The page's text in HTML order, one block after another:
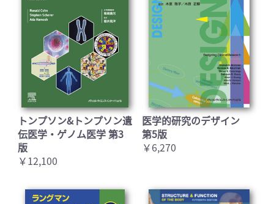
トンプソン&トンプソン遺
伝医学・ゲノム医学 第3
版
￥12,100
医学的研究のデザイン
第5版
￥6,270